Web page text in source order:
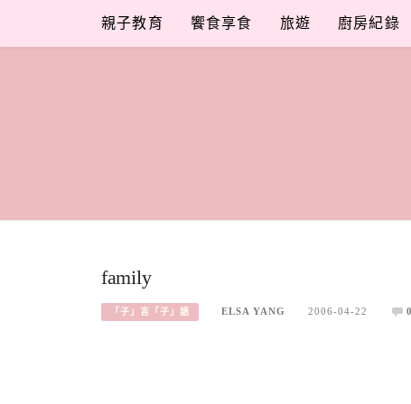
content
親子教育 饗食享食 旅遊 廚房紀錄
family
「子」言「子」語 ELSA YANG 2006-04-22 0